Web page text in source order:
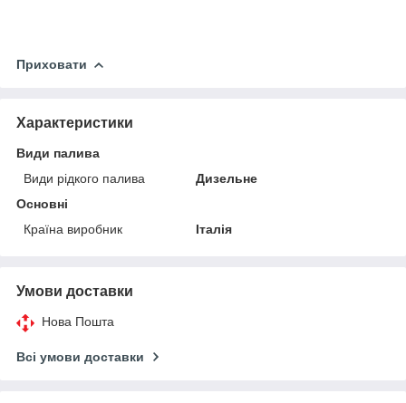
Приховати
Характеристики
Види палива
Види рідкого палива
Дизельне
Основні
Країна виробник
Італія
Умови доставки
Нова Пошта
Всі умови доставки